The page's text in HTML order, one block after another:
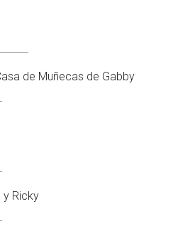
de Muñecas de Gabby
y Ricky